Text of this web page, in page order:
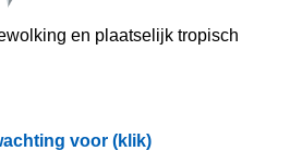
en plaatselijk tropisch
voor (klik)